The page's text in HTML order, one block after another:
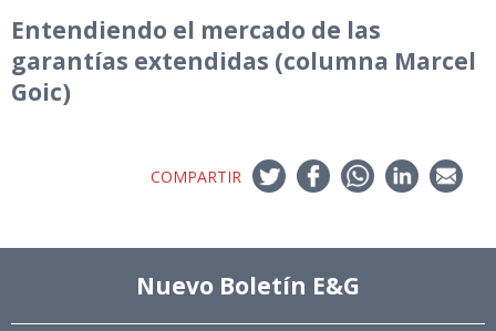
Entendiendo el mercado de las
garantías extendidas (columna Marcel
Goic)
COMPARTIR
Nuevo Boletín E&G